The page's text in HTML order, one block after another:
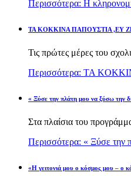
Περισσότερα: H
TA KOKKINA ΠΑΠΟΥΣΤΙΑ ,ΕΥ
Τις πρώτες μέρες του
Περισσότερα: TA
« Ξύσε την πλάτη μου να ξύσω την
Στα πλαίσια του
Περισσότερα: « Ξύσε την
«Η γειτονιά μου ο κόσμος μου – ο